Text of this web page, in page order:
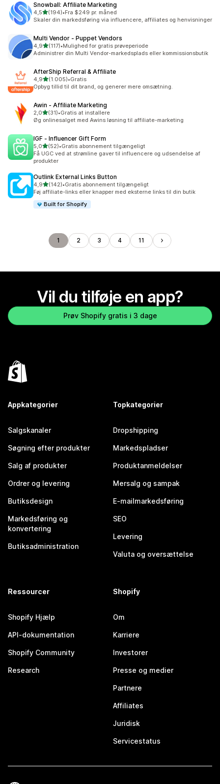
Snowball: Affiliate Marketing
4,5ud af 5 stjerner
(194)
194 anmeldelser i alt
•Fra $249 pr. måned
Skaler din markedsføring via influencere, affiliates og henvisninger
Multi Vendor ‑ Puppet Vendors
4,9ud af 5 stjerner
(117)
117 anmeldelser i alt
•Mulighed for gratis prøveperiode
Administrer din Multi Vendor-markedsplads eller kommissionsbutik
AfterShip Referral & Affiliate
4,9ud af 5 stjerner
(1.005)
1005 anmeldelser i alt
•Gratis
Opbyg tillid til dit brand, og generer mere omsætning.
Awin ‑ Affiliate Marketing
2,0ud af 5 stjerner
(31)
31 anmeldelser i alt
•Gratis at installere
Øg onlinesalget med Awins løsning til affiliate-marketing
IGF ‑ Influencer Gift Form
5,0ud af 5 stjerner
(52)
52 anmeldelser i alt
•Gratis abonnement tilgængeligt
Få UGC ved at strømline gaver til influencere og udsendelse af
produkter
Outlink External Links Button
4,9ud af 5 stjerner
(142)
142 anmeldelser i alt
•Gratis abonnement tilgængeligt
Føj affiliate-links eller knapper med eksterne links til din butik
Built for Shopify
1 2 3 4 11
Vil du tilføje en app?
Prøv Shopify gratis i 3 dage
Appkategorier
Salgskanaler
Søgning efter produkter
Salg af produkter
Ordrer og levering
Butiksdesign
Markedsføring og
konvertering
Butiksadministration
Topkategorier
Dropshipping
Markedspladser
Produktanmeldelser
Mersalg og sampak
E-mailmarkedsføring
SEO
Levering
Valuta og oversættelse
Ressourcer
Shopify Hjælp
API-dokumentation
Shopify Community
Research
Shopify
Om
Karriere
Investorer
Presse og medier
Partnere
Affiliates
Juridisk
Servicestatus